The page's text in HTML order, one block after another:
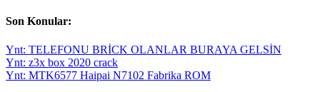
Son Konular:
Ynt: TELEFONU BRİCK OLANLAR BURAYA GELSİN
Ynt: z3x box 2020 crack
Ynt: MTK6577 Haipai N7102 Fabrika ROM